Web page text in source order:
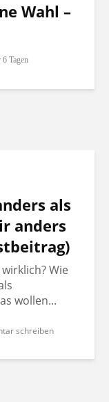
Wahl –
6 Tagen
als
anders
Wie
wollen...
schreiben